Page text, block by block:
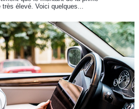
très élevé. Voici quelques...